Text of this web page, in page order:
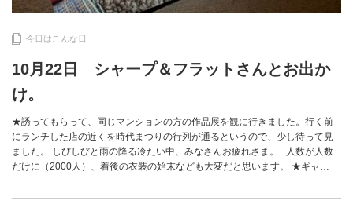
今日はこんな日
10月22日 シャープ＆フラットさんとお出か
け。
★誘ってもらって、同じマンションの方の作品展を観に行きました。行く前
にランチした店の近くを時代まつりの行列が通るというので、少し待って見
ました。 しびしびと雨の降る冷たい中、みなさんお疲れさま。 人数が人数
だけに（2000人）、着後の衣装の始末なども大変だと思います。 ★ギャ…